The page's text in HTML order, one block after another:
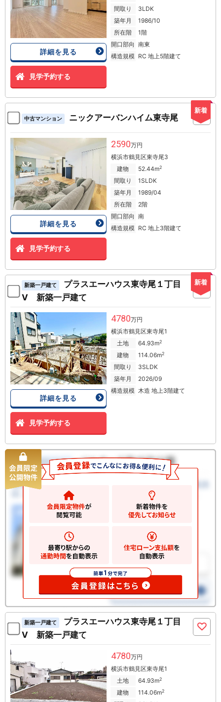
詳細を見る
見学予約する
間取り
3LDK
築年月
1986/10
所在階
1階
開口部向 南東
構造規模 RC 地上5階建て
新着
中古マンション ニックアーバンハイム東寺尾
詳細を見る
見学予約する
2590万円
横浜市鶴見区東寺尾3
建物
52.44m2
間取り
1SLDK
築年月
1989/04
所在階
2階
開口部向 南
構造規模 RC 地上3階建て
新着
新築一戸建て
プラスエーハウス東寺尾１丁目
V 新築一戸建て
詳細を見る
見学予約する
4780万円
横浜市鶴見区東寺尾1
土地
64.93m2
建物 114.06m2
間取り
3SLDK
築年月
2026/09
構造規模 木造 地上3階建て
新築一戸建て
プラスエーハウス東寺尾１丁目
V 新築一戸建て
4780万円
横浜市鶴見区東寺尾1
土地
64.93m2
建物 114.06m2